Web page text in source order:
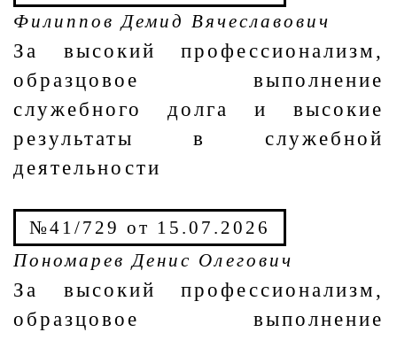
Филиппов Демид Вячеславович
За высокий профессионализм,
образцовое выполнение
служебного долга и высокие
результаты в служебной
деятельности
№41/729 от 15.07.2026
Пономарев Денис Олегович
За высокий профессионализм,
образцовое выполнение